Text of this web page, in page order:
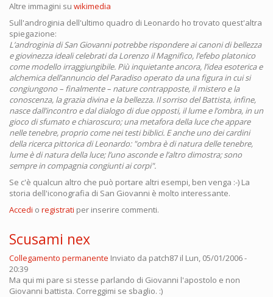
Altre immagini su wikimedia
Sull'androginia dell'ultimo quadro di Leonardo ho trovato quest'altra
spiegazione:
L’androginia di San Giovanni potrebbe rispondere ai canoni di bellezza
e giovinezza ideali celebrati da Lorenzo il Magnifico, l’efebo platonico
come modello irraggiungibile. Più inquietante ancora, l’idea esoterica e
alchemica dell’annuncio del Paradiso operato da una figura in cui si
congiungono – finalmente – nature contrapposte, il mistero e la
conoscenza, la grazia divina e la bellezza. Il sorriso del Battista, infine,
nasce dall’incontro e dal dialogo di due opposti, il lume e l’ombra, in un
gioco di sfumato e chiaroscuro; una metafora della luce che appare
nelle tenebre, proprio come nei testi biblici. E anche uno dei cardini
della ricerca pittorica di Leonardo: "ombra è di natura delle tenebre,
lume è di natura della luce; l’uno asconde e l’altro dimostra; sono
sempre in compagnia congiunti ai corpi".
Se c'è qualcun altro che può portare altri esempi, ben venga :-) La
storia dell'iconografia di San Giovanni è molto interessante.
Accedi o registrati per inserire commenti.
Scusami nex
Collegamento permanente Inviato da patch87 il Lun, 05/01/2006 -
20:39
Ma qui mi pare si stesse parlando di Giovanni l'apostolo e non
Giovanni battista. Correggimi se sbaglio. :)